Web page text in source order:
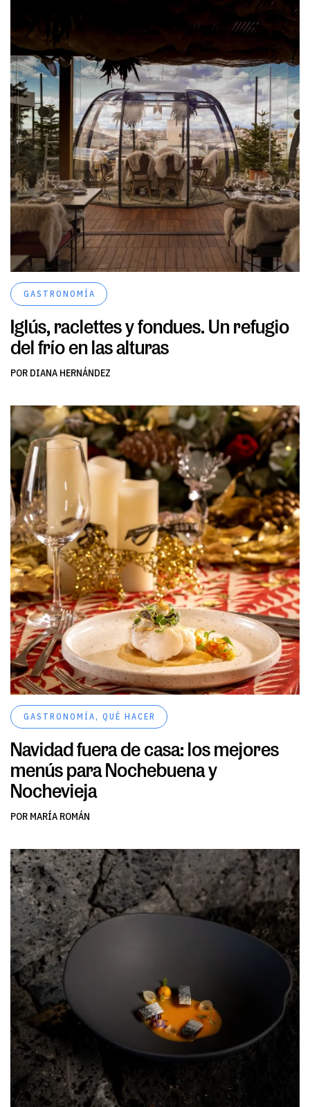
GASTRONOMÍA
Iglús, raclettes y fondues. Un refugio
del frío en las alturas
POR DIANA HERNÁNDEZ
GASTRONOMÍA, QUÉ HACER
Navidad fuera de casa: los mejores
menús para Nochebuena y
Nochevieja
POR MARÍA ROMÁN